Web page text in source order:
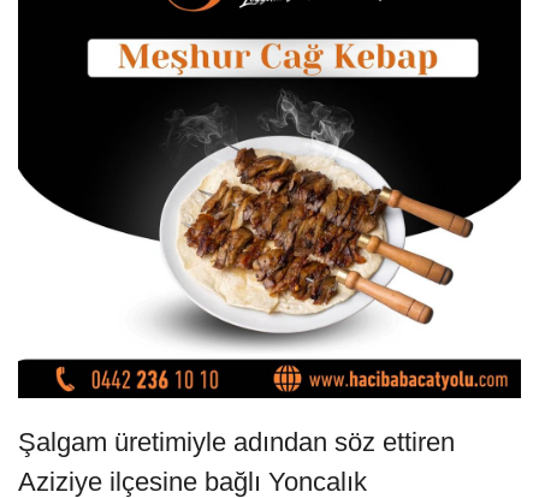
Şalgam üretimiyle adından söz ettiren
Aziziye ilçesine bağlı Yoncalık